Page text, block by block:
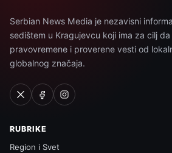
Serbian News Media je nezavisni
sedištem u Kragujevcu koji ima za cilj
pravovremene i proverene vesti od
globalnog značaja.
RUBRIKE
Region i Svet